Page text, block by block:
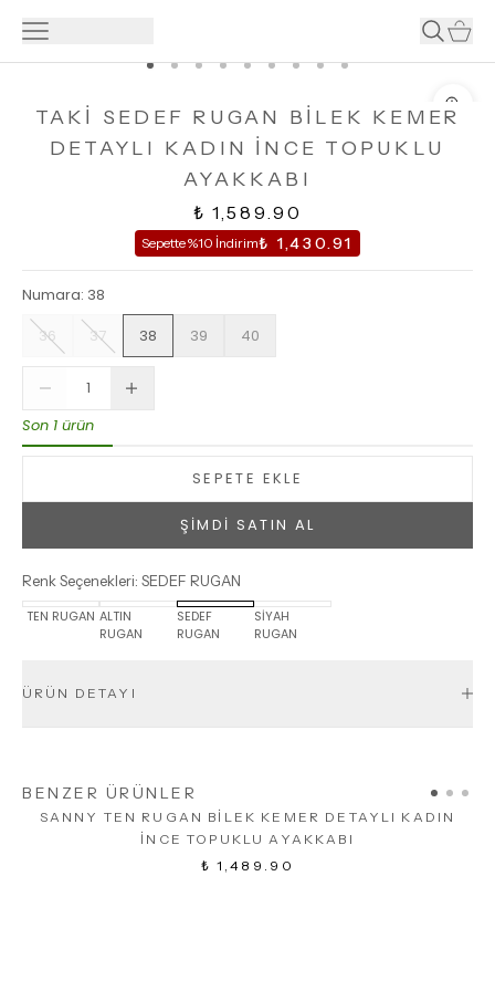
TAKİ SEDEF RUGAN BİLEK KEMER
DETAYLI KADIN İNCE TOPUKLU
AYAKKABI
₺ 1,589.90
Sepette %10 İndirim₺ 1,430.91
Numara: 38
36
37 38 39 40
Son 1 ürün
SEPETE EKLE
ŞİMDİ SATIN AL
Renk Seçenekleri: SEDEF RUGAN
TEN RUGAN ALTIN
RUGAN
SEDEF
RUGAN
SİYAH
RUGAN
ÜRÜN DETAYI
BENZER ÜRÜNLER
SANNY TEN RUGAN BİLEK KEMER DETAYLI KADIN
İNCE TOPUKLU AYAKKABI
₺ 1,489.90